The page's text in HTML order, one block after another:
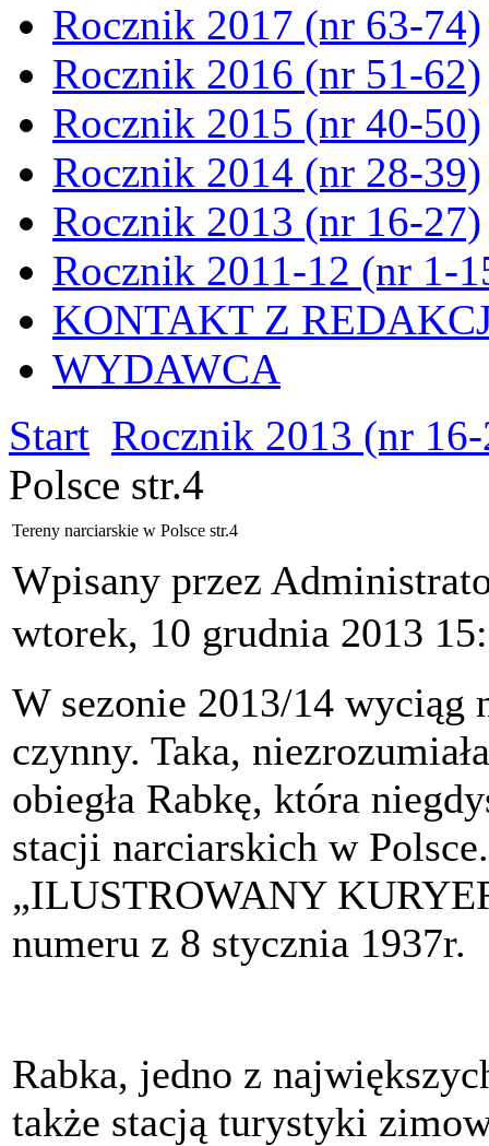
Rocznik 2017 (nr 63-74)
Rocznik 2016 (nr 51-62)
Rocznik 2015 (nr 40-50)
Rocznik 2014 (nr 28-39)
Rocznik 2013 (nr 16-27)
Rocznik 2011-12 (nr 1-
KONTAKT Z
WYDAWCA
Start Rocznik 2013 (nr
Polsce str.4
Tereny narciarskie w Polsce str.4
Wpisany przez
wtorek, 10 grudnia 2013
W sezonie 2013/14 wyciąg
czynny. Taka,
obiegła Rabkę, która
stacji narciarskich w
„ILUSTROWANY
numeru z 8 stycznia 1937r.
Rabka, jedno z
także stacją turystyki